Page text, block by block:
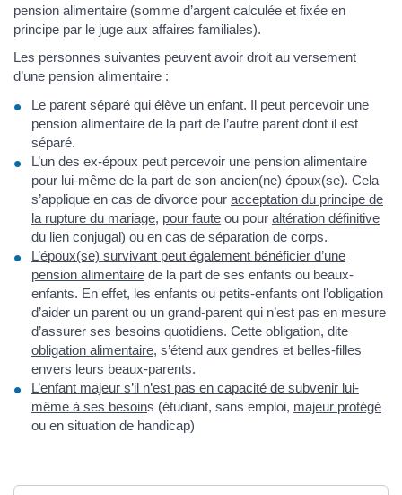
pension alimentaire (somme d’argent calculée et fixée en
principe par le juge aux affaires familiales).
Les personnes suivantes peuvent avoir droit au versement
d’une pension alimentaire :
Le parent séparé qui élève un enfant. Il peut percevoir une
pension alimentaire de la part de l’autre parent dont il est
séparé.
L’un des ex-époux peut percevoir une pension alimentaire
pour lui-même de la part de son ancien(ne) époux(se). Cela
s’applique en cas de divorce pour acceptation du principe de
la rupture du mariage, pour faute ou pour altération définitive
du lien conjugal) ou en cas de séparation de corps.
L’époux(se) survivant peut également bénéficier d’une
pension alimentaire de la part de ses enfants ou beaux-
enfants. En effet, les enfants ou petits-enfants ont l’obligation
d’aider un parent ou un grand-parent qui n’est pas en mesure
d’assurer ses besoins quotidiens. Cette obligation, dite
obligation alimentaire, s’étend aux gendres et belles-filles
envers leurs beaux-parents.
L’enfant majeur s’il n’est pas en capacité de subvenir lui-
même à ses besoins (étudiant, sans emploi, majeur protégé
ou en situation de handicap)